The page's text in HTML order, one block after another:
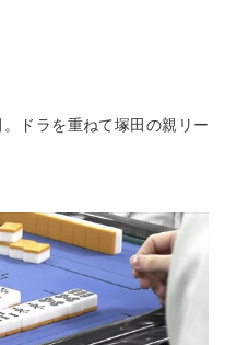
ドラを重ねて塚田の親リー